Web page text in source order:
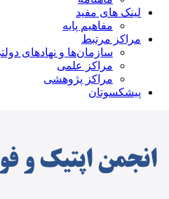
لینک های مفید
مفاهیم پایه
مراکز مرتبط
سازمان‌ها و نهادهای دولتی
مراکز علمی
مراکز پژوهشی
پیشکسوتان